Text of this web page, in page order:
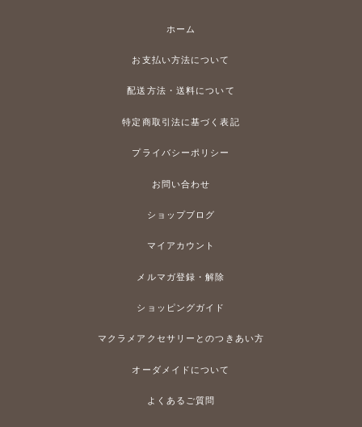
ホーム
お支払い方法について
配送方法・送料について
特定商取引法に基づく表記
プライバシーポリシー
お問い合わせ
ショップブログ
マイアカウント
メルマガ登録・解除
ショッピングガイド
マクラメアクセサリーとのつきあい方
オーダメイドについて
よくあるご質問